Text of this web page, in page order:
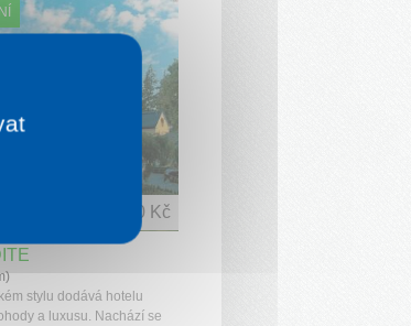
stylu dodává hotelu
a luxusu. Nachází se
3 970 Kč